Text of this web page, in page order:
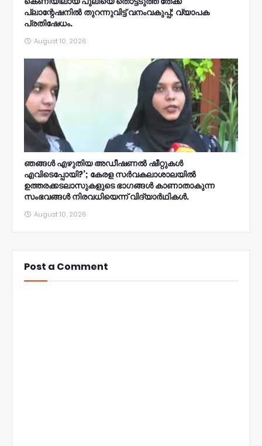
പ്ലാന്റേഷനിൽ തുറന്നുവിട്ട്‌ വനംവകുപ്പ്; വ്യാപക
പ്രതിഷേധം.
August 10, 2026
ഞങ്ങള്‍ എഴുതിയ അഡീഷണല്‍ ഷീറ്റുകള്‍
എവിടെപ്പോയി?’; കേരള സര്‍വകലാശാലയില്‍
ഉത്തരക്കടലാസുകളുടെ ഭാഗങ്ങള്‍ കാണാതാകുന്ന
സംഭവങ്ങള്‍ നിരവധിയെന്ന് വിദ്യാര്‍ഥികള്‍.
August 10, 2026
Post a Comment